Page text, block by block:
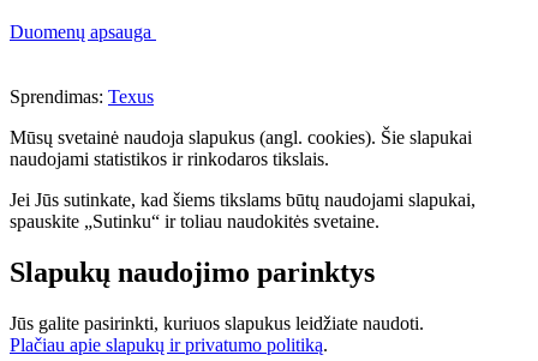
Duomenų apsauga
Sprendimas: Texus
Mūsų svetainė naudoja slapukus (angl. cookies). Šie slapukai
naudojami statistikos ir rinkodaros tikslais.
Jei Jūs sutinkate, kad šiems tikslams būtų naudojami slapukai,
spauskite „Sutinku“ ir toliau naudokitės svetaine.
Slapukų naudojimo parinktys
Jūs galite pasirinkti, kuriuos slapukus leidžiate naudoti.
Plačiau apie slapukų ir privatumo politiką.